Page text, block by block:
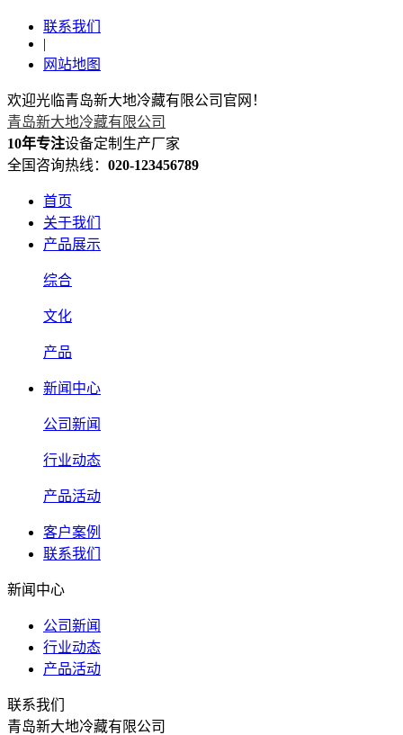
联系我们
|
网站地图
欢迎光临青岛新大地冷藏有限公司官网！
青岛新大地冷藏有限公司
10年专注设备定制生产厂家
全国咨询热线： 020-123456789
首页
关于我们
产品展示
综合
文化
产品
新闻中心
公司新闻
行业动态
产品活动
客户案例
联系我们
新闻中心
公司新闻
行业动态
产品活动
联系我们
青岛新大地冷藏有限公司